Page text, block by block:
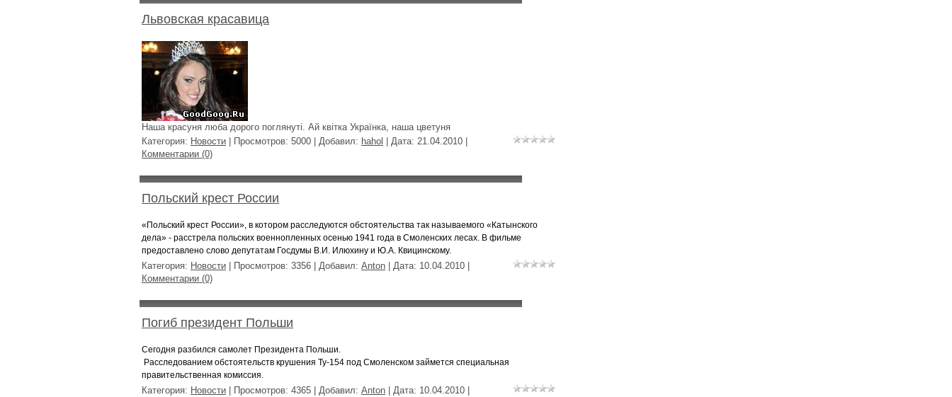
Львовская красавица
Наша красуня люба дорого поглянуті. Ай квітка Українка, наша цветуня
Категория: Новости | Просмотров: 5000 | Добавил: hahol | Дата: 21.04.2010
Комментарии (0)
Польский крест России
«Польский крест России», в котором расследуются обстоятельства так называемого «Катынского
дела» - расстрела польских военнопленных осенью 1941 года в Смоленских лесах. В фильме
предоставлено слово депутатам Госдумы В.И. Илюхину и Ю.А. Квицинскому.
Категория: Новости | Просмотров: 3356 | Добавил: Anton | Дата: 10.04.2010
Комментарии (0)
Погиб президент Польши
Сегодня разбился самолет Президента Польши.
Расследованием обстоятельств крушения Ту-154 под Смоленском займется специальная
правительственная комиссия.
Категория: Новости | Просмотров: 4365 | Добавил: Anton | Дата: 10.04.2010